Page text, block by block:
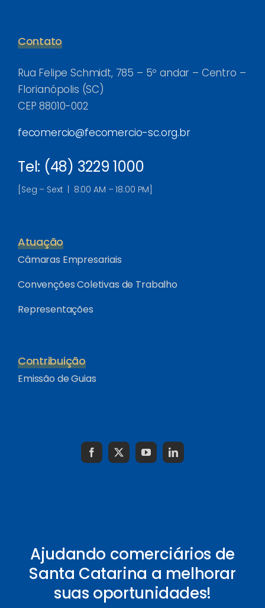
Contato
Rua Felipe Schmidt, 785 – 5º andar – Centro –
Florianópolis (SC)
CEP 88010-002
fecomercio@fecomercio-sc.org.br
Tel: (48) 3229 1000
[Seg – Sext | 8:00 AM – 18:00 PM]
Atuação
Câmaras Empresariais
Convenções Coletivas de Trabalho
Representações
Contribuição
Emissão de Guias
Ajudando comerciários de
Santa Catarina a melhorar
suas oportunidades!